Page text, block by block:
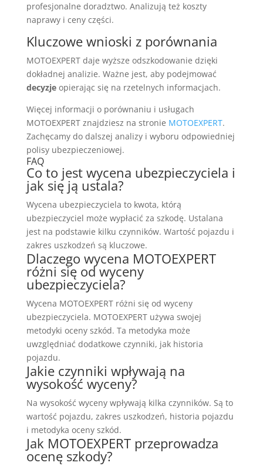
profesjonalne doradztwo. Analizują też koszty
naprawy i ceny części.
Kluczowe wnioski z porównania
MOTOEXPERT daje wyższe odszkodowanie dzięki
dokładnej analizie. Ważne jest, aby podejmować
decyzjeopierając się na rzetelnych informacjach.
Więcej informacji o porównaniu i usługach
MOTOEXPERT znajdziesz na stronie MOTOEXPERT.
Zachęcamy do dalszej analizy i wyboru odpowiedniej
polisy ubezpieczeniowej.
FAQ
Co to jest wycena ubezpieczyciela i
jak się ją ustala?
Wycena ubezpieczyciela to kwota, którą
ubezpieczyciel może wypłacić za szkodę. Ustalana
jest na podstawie kilku czynników. Wartość pojazdu i
zakres uszkodzeń są kluczowe.
Dlaczego wycena MOTOEXPERT
różni się od wyceny
ubezpieczyciela?
Wycena MOTOEXPERT różni się od wyceny
ubezpieczyciela. MOTOEXPERT używa swojej
metodyki oceny szkód. Ta metodyka może
uwzględniać dodatkowe czynniki, jak historia
pojazdu.
Jakie czynniki wpływają na
wysokość wyceny?
Na wysokość wyceny wpływają kilka czynników. Są to
wartość pojazdu, zakres uszkodzeń, historia pojazdu
i metodyka oceny szkód.
Jak MOTOEXPERT przeprowadza
ocenę szkody?